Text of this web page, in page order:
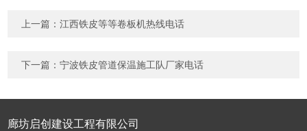
上一篇：江西铁皮等等卷板机热线电话
下一篇：宁波铁皮管道保温施工队厂家电话
廊坊启创建设工程有限公司